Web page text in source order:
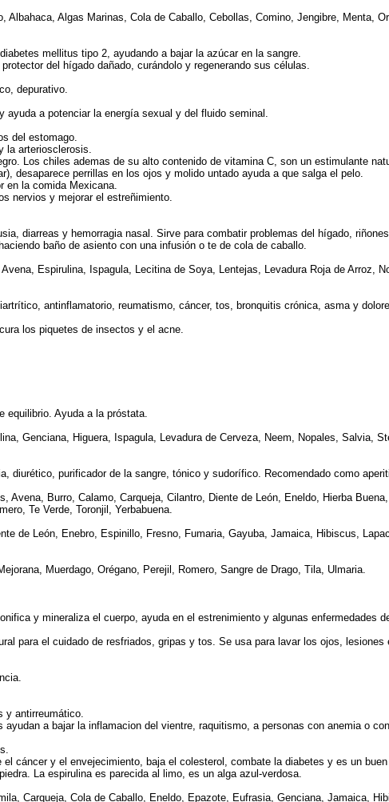
Algas Marinas, Cola de Caballo, Cebollas, Comino, Jengibre, Menta,
mellitus tipo 2, ayudando a bajar la azúcar en la sangre.
del hígado dañado, curándolo y regenerando sus células.
depurativo.
ayuda a potenciar la energía sexual y del fluido seminal.
del estomago.
la arteriosclerosis.
Los chiles ademas de su alto contenido de vitamina C, son un estimulante
desaparece perrillas en los ojos y molido untado ayuda a que salga el pelo.
en la comida Mexicana.
nervios y mejorar el estreñimiento.
diarreas y hemorragia nasal. Sirve para combatir problemas del hígado,
baño de asiento con una infusión o te de cola de caballo.
Espirulina, Ispagula, Lecitina de Soya, Lentejas, Levadura Roja de Arroz,
antinflamatorio, reumatismo, cáncer, tos, bronquitis crónica, asma y
los piquetes de insectos y el acne.
equilibrio. Ayuda a la próstata.
Genciana, Higuera, Ispagula, Levadura de Cerveza, Neem, Nopales, Salvia,
diurético, purificador de la sangre, tónico y sudorífico. Recomendado como
Burro, Calamo, Carqueja, Cilantro, Diente de León, Eneldo, Hierba
Te Verde, Toronjil, Yerbabuena.
de León, Enebro, Espinillo, Fresno, Fumaria, Gayuba, Jamaica, Hibiscus,
Muerdago, Orégano, Perejil, Romero, Sangre de Drago, Tila, Ulmaria.
y mineraliza el cuerpo, ayuda en el estrenimiento y algunas enfermedades
para el cuidado de resfriados, gripas y tos. Se usa para lavar los ojos,
y antirreumático.
a bajar la inflamacion del vientre, raquitismo, a personas con anemia o
cáncer y el envejecimiento, baja el colesterol, combate la diabetes y es un
La espirulina es parecida al limo, es un alga azul-verdosa.
Carqueja, Cola de Caballo, Eneldo, Epazote, Eufrasia, Genciana, Jamaica,